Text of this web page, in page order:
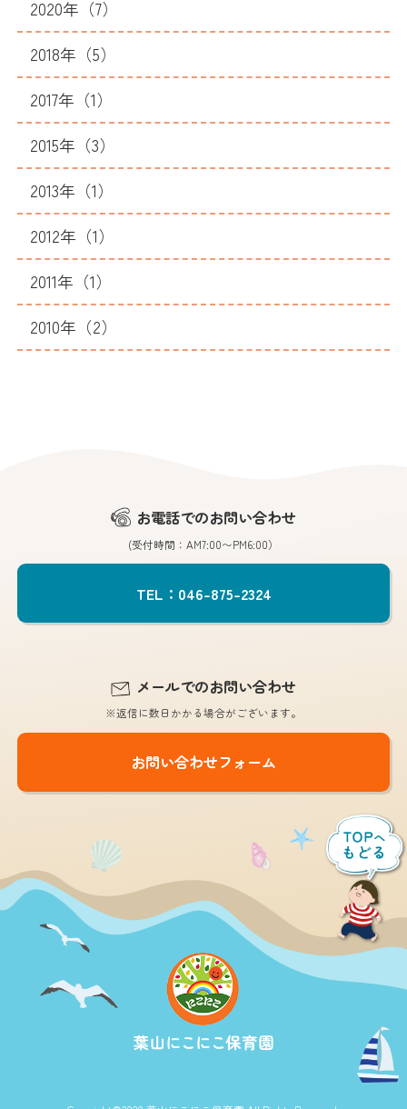
2020年（7）
2018年（5）
2017年（1）
2015年（3）
2013年（1）
2012年（1）
2011年（1）
2010年（2）
お電話でのお問い合わせ
(受付時間：AM7:00〜PM6:00）
TEL：046-875-2324
メールでのお問い合わせ
※返信に数日かかる場合がございます。
お問い合わせフォーム